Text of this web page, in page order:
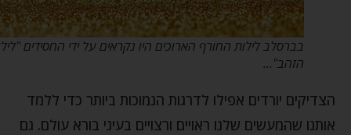
בברסלב לילות החורף הארוכים היו נקראים על ידי החסידים "לילות
הזהב"…
הצדיקים יורדים אפילו לדרגות הנמוכות ביותר כדי ללמד
אותנו שהמעשים שלנו ראויים ורצויים בעיני בורא עולם. גם